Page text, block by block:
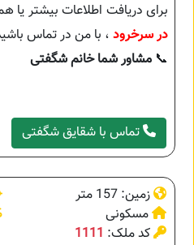
برای دریافت اطلاعات بیشتر یا
در سرخرود ، با من در تماس
📞 مشاور شما خانم شگفتی
تماس با شقایق شگفتی
زمین: 157 متر
مسکونی
کد ملک: 1111